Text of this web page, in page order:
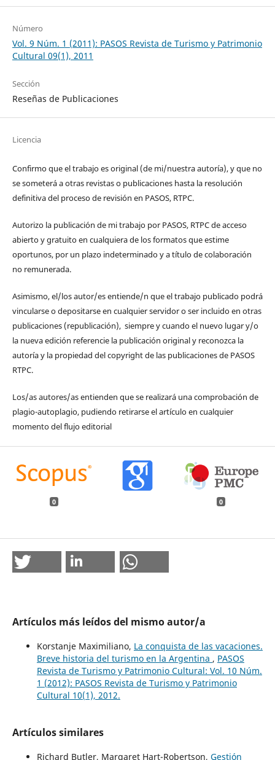
Número
Vol. 9 Núm. 1 (2011): PASOS Revista de Turismo y Patrimonio
Cultural 09(1), 2011
Sección
Reseñas de Publicaciones
Licencia
Confirmo que el trabajo es original (de mi/nuestra autoría), y que no
se someterá a otras revistas o publicaciones hasta la resolución
definitiva del proceso de revisión en PASOS, RTPC.
Autorizo la publicación de mi trabajo por PASOS, RTPC de acceso
abierto y gratuito en cualquiera de los formatos que estime
oportunos, por un plazo indeterminado y a título de colaboración
no remunerada.
Asimismo, el/los autor/es entiende/n que el trabajo publicado podrá
vincularse o depositarse en cualquier servidor o ser incluido en otras
publicaciones (republicación), siempre y cuando el nuevo lugar y/o
la nueva edición referencie la publicación original y reconozca la
autoría y la propiedad del copyright de las publicaciones de PASOS
RTPC.
Los/as autores/as entienden que se realizará una comprobación de
plagio-autoplagio, pudiendo retirarse el artículo en cualquier
momento del flujo editorial
0 0
Artículos más leídos del mismo autor/a
Korstanje Maximiliano, La conquista de las vacaciones.
Breve historia del turismo en la Argentina , PASOS
Revista de Turismo y Patrimonio Cultural: Vol. 10 Núm.
1 (2012): PASOS Revista de Turismo y Patrimonio
Cultural 10(1), 2012.
Artículos similares
Richard Butler, Margaret Hart-Robertson, Gestión